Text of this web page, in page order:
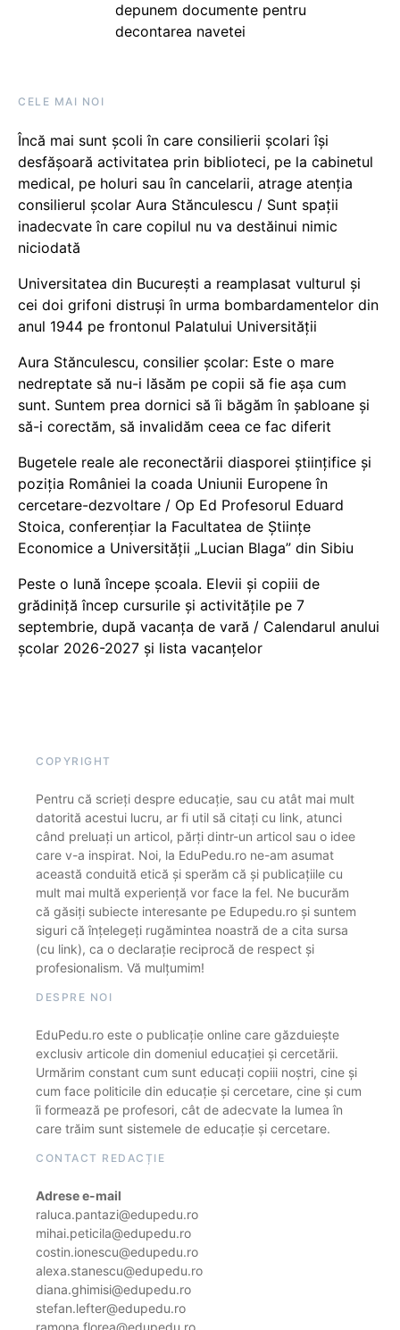
depunem documente pentru
decontarea navetei
CELE MAI NOI
Încă mai sunt școli în care consilierii școlari își
desfășoară activitatea prin biblioteci, pe la cabinetul
medical, pe holuri sau în cancelarii, atrage atenția
consilierul școlar Aura Stănculescu / Sunt spații
inadecvate în care copilul nu va destăinui nimic
niciodată
Universitatea din București a reamplasat vulturul și
cei doi grifoni distruși în urma bombardamentelor din
anul 1944 pe frontonul Palatului Universității
Aura Stănculescu, consilier școlar: Este o mare
nedreptate să nu-i lăsăm pe copii să fie așa cum
sunt. Suntem prea dornici să îi băgăm în șabloane și
să-i corectăm, să invalidăm ceea ce fac diferit
Bugetele reale ale reconectării diasporei științifice și
poziția României la coada Uniunii Europene în
cercetare-dezvoltare / Op Ed Profesorul Eduard
Stoica, conferențiar la Facultatea de Științe
Economice a Universității „Lucian Blaga” din Sibiu
Peste o lună începe școala. Elevii și copiii de
grădiniță încep cursurile și activitățile pe 7
septembrie, după vacanța de vară / Calendarul anului
școlar 2026-2027 și lista vacanțelor
COPYRIGHT
Pentru că scrieți despre educație, sau cu atât mai mult
datorită acestui lucru, ar fi util să citați cu link, atunci
când preluați un articol, părți dintr-un articol sau o idee
care v-a inspirat. Noi, la EduPedu.ro ne-am asumat
această conduită etică și sperăm că și publicațiile cu
mult mai multă experiență vor face la fel. Ne bucurăm
că găsiți subiecte interesante pe Edupedu.ro și suntem
siguri că înțelegeți rugămintea noastră de a cita sursa
(cu link), ca o declarație reciprocă de respect și
profesionalism. Vă mulțumim!
DESPRE NOI
EduPedu.ro este o publicație online care găzduiește
exclusiv articole din domeniul educației și cercetării.
Urmărim constant cum sunt educați copiii noștri, cine și
cum face politicile din educație și cercetare, cine și cum
îi formează pe profesori, cât de adecvate la lumea în
care trăim sunt sistemele de educație și cercetare.
CONTACT REDACȚIE
Adrese e-mail
raluca.pantazi@edupedu.ro
mihai.peticila@edupedu.ro
costin.ionescu@edupedu.ro
alexa.stanescu@edupedu.ro
diana.ghimisi@edupedu.ro
stefan.lefter@edupedu.ro
ramona.florea@edupedu.ro